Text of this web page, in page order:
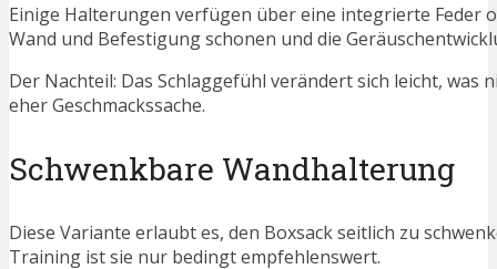
Einige Halterungen verfügen über eine integrierte Feder
Wand und Befestigung schonen und die
Der Nachteil: Das Schlaggefühl verändert sich leicht,
eher Geschmackssache.
Schwenkbare Wandhalterung
Diese Variante erlaubt es, den Boxsack seitlich zu
Training ist sie nur bedingt empfehlenswert.